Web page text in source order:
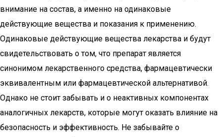
внимание на состав, а именно на одинаковые
действующие вещества и показания к применению.
Одинаковые действующие вещества лекарства и будут
свидетельствовать о том, что препарат является
синонимом лекарственного средства, фармацевтически
эквивалентным или фармацевтической альтернативой.
Однако не стоит забывать и о неактивных компонентах
аналогичных лекарств, которые могут оказать влияние на
безопасность и эффективность. Не забывайте о